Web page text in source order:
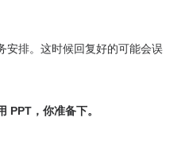
安排。这时候回复好的可能会误
PPT，你准备下。